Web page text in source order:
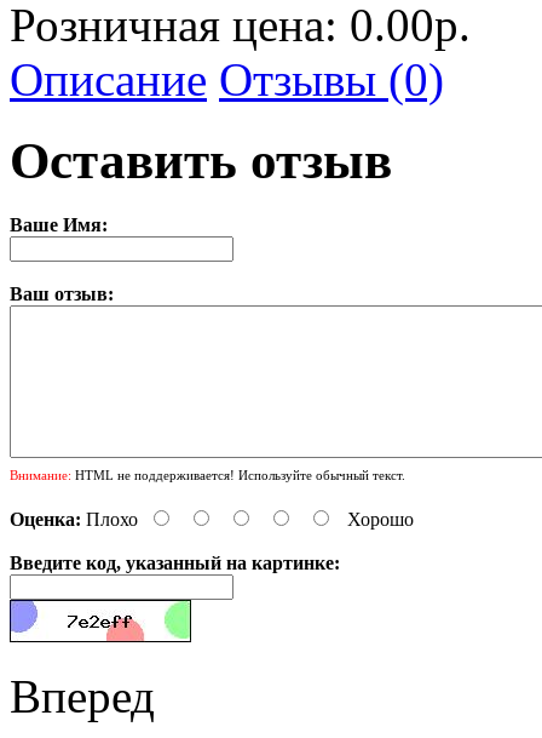
Розничная цена: 0.00р.
Описание Отзывы (0)
Оставить отзыв
Ваше Имя:
Ваш отзыв:
Внимание: HTML не поддерживается! Используйте обычный текст.
Оценка: Плохо Хорошо
Введите код, указанный на картинке:
Вперед